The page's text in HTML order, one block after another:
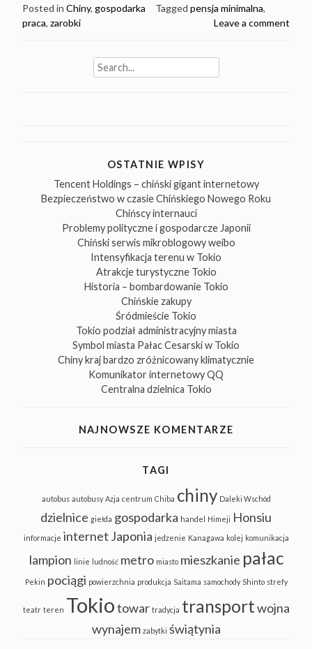
Posted in Chiny, gospodarka Tagged pensja minimalna,
praca, zarobki Leave a comment
Search
for:
OSTATNIE WPISY
Tencent Holdings – chiński gigant internetowy
Bezpieczeństwo w czasie Chińskiego Nowego Roku
Chińscy internauci
Problemy polityczne i gospodarcze Japonii
Chiński serwis mikroblogowy weibo
Intensyfikacja terenu w Tokio
Atrakcje turystyczne Tokio
Historia – bombardowanie Tokio
Chińskie zakupy
Śródmieście Tokio
Tokio podział administracyjny miasta
Symbol miasta Pałac Cesarski w Tokio
Chiny kraj bardzo zróżnicowany klimatycznie
Komunikator internetowy QQ
Centralna dzielnica Tokio
NAJNOWSZE KOMENTARZE
TAGI
autobus autobusy Azja centrum Chiba chiny Daleki Wschód
dzielnice giełda gospodarka handel Himeji Honsiu
informacje internet Japonia jedzenie Kanagawa kolej komunikacja
lampion linie ludność metro miasto mieszkanie pałac
Pekin pociągi powierzchnia produkcja Saitama samochody Shinto strefy
teatr teren Tokiotowar tradycja transportwojna
wynajem zabytki świątynia